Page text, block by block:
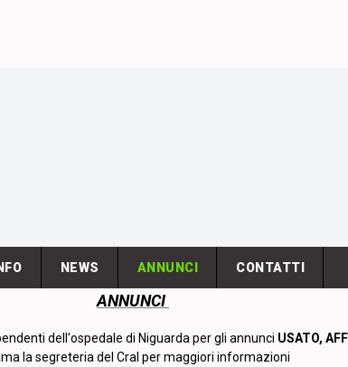
NEWS ANNUNCI CONTATTI
ANNUNCI
dell'ospedale di Niguarda per gli annunci USATO,
la segreteria del Cral per maggiori informazioni